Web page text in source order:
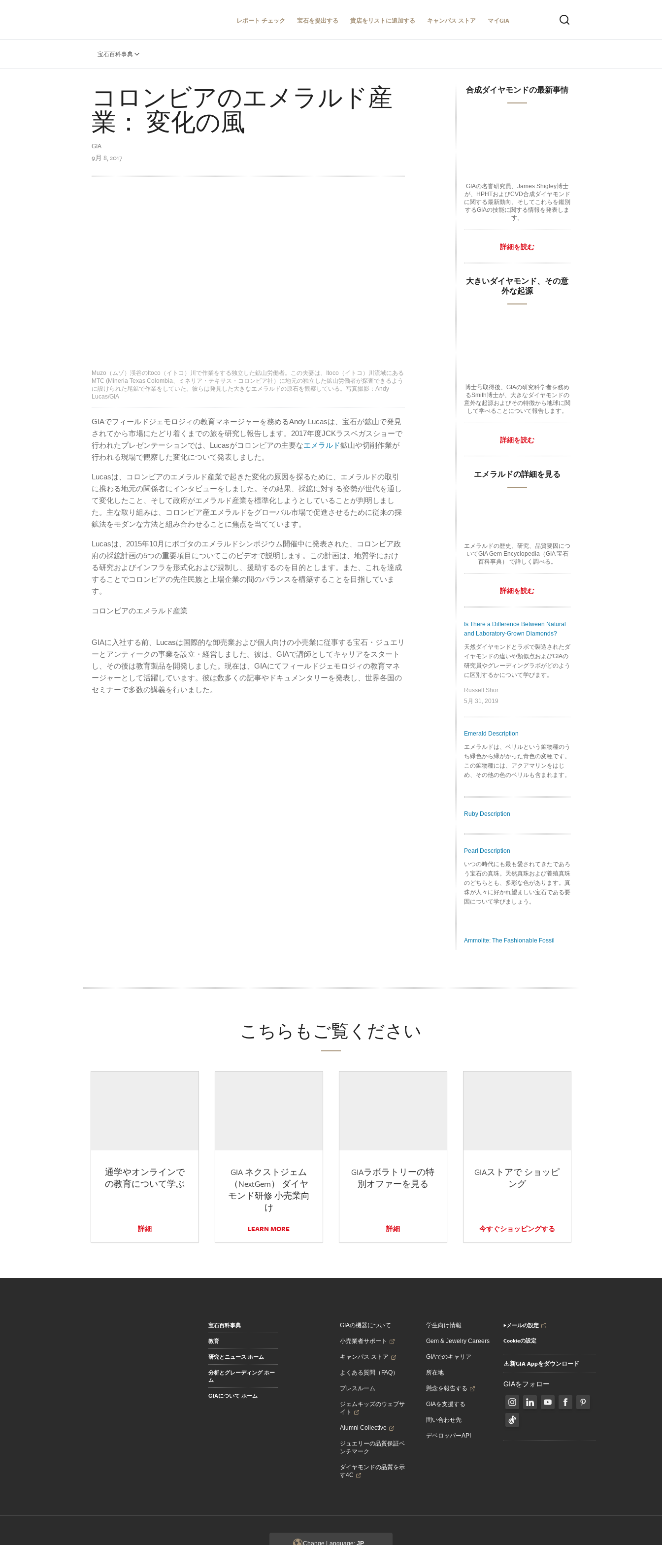
レポート チェック 宝石を提出する 貴店をリストに追加する キャンパス ストア マイGIA
宝石百科事典
コロンビアのエメラルド産
業： 変化の風
GIA
9月 8, 2017
Muzo（ムゾ）渓谷のItoco（イトコ）川で作業をする独立した鉱山労働者。この夫妻は、Itoco（イトコ）川流域にある
MTC (Mineria Texas Colombia、ミネリア・テキサス・コロンビア社）に地元の独立した鉱山労働者が探査できるよう
に設けられた尾鉱で作業をしていた。彼らは発見した大きなエメラルドの原石を観察している。写真撮影：Andy
Lucas/GIA
GIAでフィールドジェモロジィの教育マネージャーを務めるAndy Lucasは、宝石が鉱山で発見
されてから市場にたどり着くまでの旅を研究し報告します。2017年度JCKラスベガスショーで
行われたプレゼンテーションでは、Lucasがコロンビアの主要なエメラルド鉱山や切削作業が
行われる現場で観察した変化について発表しました。
Lucasは、コロンビアのエメラルド産業で起きた変化の原因を探るために、エメラルドの取引
に携わる地元の関係者にインタビューをしました。その結果、採鉱に対する姿勢が世代を通し
て変化したこと、そして政府がエメラルド産業を標準化しようとしていることが判明しまし
た。主な取り組みは、コロンビア産エメラルドをグローバル市場で促進させるために従来の採
鉱法をモダンな方法と組み合わせることに焦点を当てています。
Lucasは、2015年10月にボゴタのエメラルドシンポジウム開催中に発表された、コロンビア政
府の採鉱計画の5つの重要項目についてこのビデオで説明します。この計画は、地質学におけ
る研究およびインフラを形式化および規制し、援助するのを目的とします。また、これを達成
することでコロンビアの先住民族と上場企業の間のバランスを構築することを目指していま
す。
コロンビアのエメラルド産業
GIAに入社する前、Lucasは国際的な卸売業および個人向けの小売業に従事する宝石・ジュエリ
ーとアンティークの事業を設立・経営しました。彼は、GIAで講師としてキャリアをスタート
し、その後は教育製品を開発しました。現在は、GIAにてフィールドジェモロジィの教育マネ
ージャーとして活躍しています。彼は数多くの記事やドキュメンタリーを発表し、世界各国の
セミナーで多数の講義を行いました。
合成ダイヤモンドの最新事情
GIAの名誉研究員、James Shigley博士
が、HPHTおよびCVD合成ダイヤモンド
に関する最新動向、そしてこれらを鑑別
するGIAの技能に関する情報を発表しま
す。
詳細を読む
大きいダイヤモンド、その意
外な起源
博士号取得後、GIAの研究科学者を務め
るSmith博士が、大きなダイヤモンドの
意外な起源およびその特徴から地球に関
して学べることについて報告します。
詳細を読む
エメラルドの詳細を見る
エメラルドの歴史、研究、品質要因につ
いてGIA Gem Encyclopedia（GIA 宝石
百科事典） で詳しく調べる。
詳細を読む
Is There a Difference Between Natural
and Laboratory-Grown Diamonds?
天然ダイヤモンドとラボで製造されたダ
イヤモンドの違いや類似点およびGIAの
研究員やグレーディングラボがどのよう
に区別するかについて学びます。
Russell Shor
5月 31, 2019
Emerald Description
エメラルドは、ベリルという鉱物種のう
ち緑色から緑がかった青色の変種です。
この鉱物種には、アクアマリンをはじ
め、その他の色のベリルも含まれます。
Ruby Description
Pearl Description
いつの時代にも最も愛されてきたであろ
う宝石の真珠。天然真珠および養殖真珠
のどちらとも、多彩な色があります。真
珠が人々に好かれ望ましい宝石である要
因について学びましょう。
Ammolite: The Fashionable Fossil
こちらもご覧ください
通学やオンラインで
の教育について学ぶ
詳細
GIA ネクストジェム
（NextGem） ダイヤ
モンド研修 小売業向
け
LEARN MORE
GIAラボラトリーの特
別オファーを見る
詳細
GIAストアで ショッピ
ング
今すぐショッピングする
宝石百科事典
教育
研究とニュース ホーム
分析とグレーディング ホー
ム
GIAについて ホーム
GIAの機器について
小売業者サポート
キャンパス ストア
よくある質問（FAQ）
プレスルーム
ジェムキッズのウェブサ
イト
Alumni Collective
ジュエリーの品質保証ベ
ンチマーク
ダイヤモンドの品質を示
す4C
学生向け情報
Gem & Jewelry Careers
GIAでのキャリア
所在地
懸念を報告する
GIAを支援する
問い合わせ先
デベロッパーAPI
Eメールの設定
Cookieの設定
新GIA Appをダウンロード
GIAをフォロー
Change Language: JP